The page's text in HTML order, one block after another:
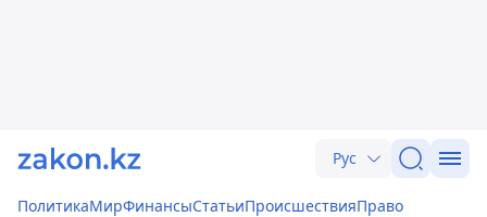
Рус
ПолитикаМирФинансыСтатьиПроисшествияПраво